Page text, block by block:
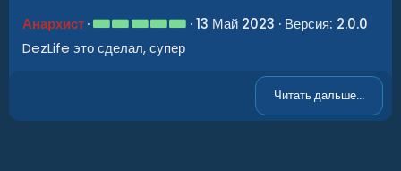
в
ё
Анархист 5
з
13 Май 2023
Версия: 2.0.0
DezLife это сделал, супер
Читать дальше...